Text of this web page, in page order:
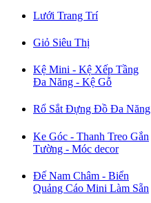
Lưới Trang Trí
Giỏ Siêu Thị
Kệ Mini - Kệ Xếp Tầng
Đa Năng - Kệ Gỗ
Rổ Sắt Đựng Đồ Đa Năng
Ke Góc - Thanh Treo Gắn
Tường - Móc decor
Đế Nam Châm - Biển
Quảng Cáo Mini Làm Sẵn